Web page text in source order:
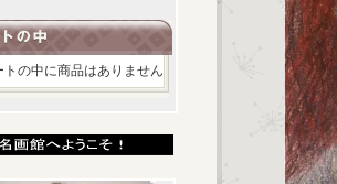
トの中に商品はありません